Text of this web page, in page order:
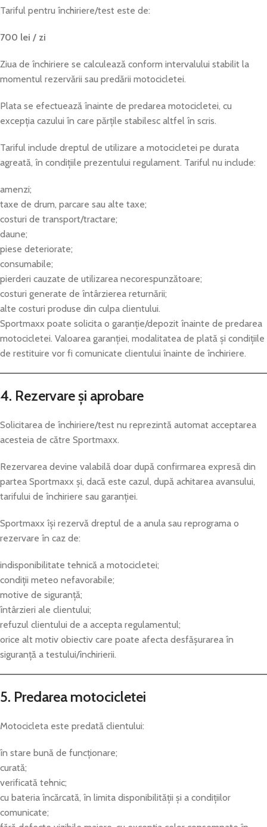
Tariful pentru închiriere/test este de:
700 lei / zi
Ziua de închiriere se calculează conform intervalului stabilit la
momentul rezervării sau predării motocicletei.
Plata se efectuează înainte de predarea motocicletei, cu
excepția cazului în care părțile stabilesc altfel în scris.
Tariful include dreptul de utilizare a motocicletei pe durata
agreată, în condițiile prezentului regulament. Tariful nu include:
amenzi;
taxe de drum, parcare sau alte taxe;
costuri de transport/tractare;
daune;
piese deteriorate;
consumabile;
pierderi cauzate de utilizarea necorespunzătoare;
costuri generate de întârzierea returnării;
alte costuri produse din culpa clientului.
Sportmaxx poate solicita o garanție/depozit înainte de predarea
motocicletei. Valoarea garanției, modalitatea de plată și condițiile
de restituire vor fi comunicate clientului înainte de închiriere.
4. Rezervare și aprobare
Solicitarea de închiriere/test nu reprezintă automat acceptarea
acesteia de către Sportmaxx.
Rezervarea devine valabilă doar după confirmarea expresă din
partea Sportmaxx și, dacă este cazul, după achitarea avansului,
tarifului de închiriere sau garanției.
Sportmaxx își rezervă dreptul de a anula sau reprograma o
rezervare în caz de:
indisponibilitate tehnică a motocicletei;
condiții meteo nefavorabile;
motive de siguranță;
întârzieri ale clientului;
refuzul clientului de a accepta regulamentul;
orice alt motiv obiectiv care poate afecta desfășurarea în
siguranță a testului/închirierii.
5. Predarea motocicletei
Motocicleta este predată clientului:
în stare bună de funcționare;
curată;
verificată tehnic;
cu bateria încărcată, în limita disponibilității și a condițiilor
comunicate;